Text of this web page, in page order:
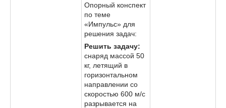
Опорный конспект
по теме
«Импульс» для
решения задач:
Решить задачу:
снаряд массой 50
кг, летящий в
горизонтальном
направлении со
скоростью 600 м/с
разрывается на